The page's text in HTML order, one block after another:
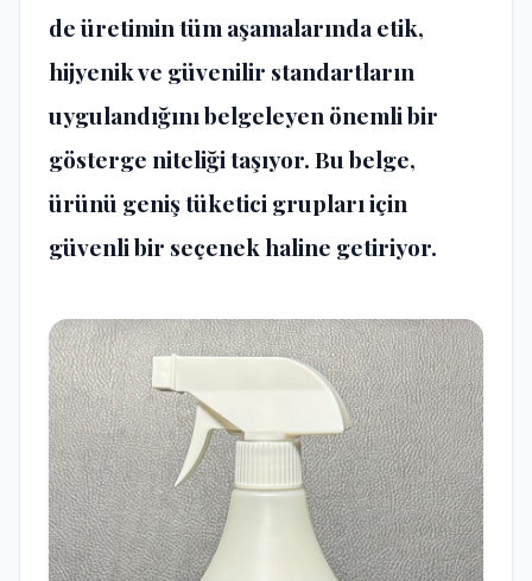
de üretimin tüm aşamalarında etik,
hijyenik ve güvenilir standartların
uygulandığını belgeleyen önemli bir
gösterge niteliği taşıyor. Bu belge,
ürünü geniş tüketici grupları için
güvenli bir seçenek haline getiriyor.